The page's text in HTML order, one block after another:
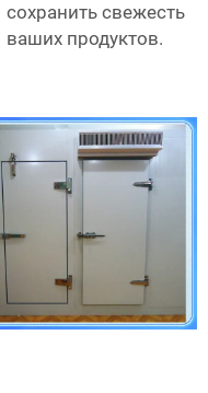
сохранить свежесть
ваших продуктов.